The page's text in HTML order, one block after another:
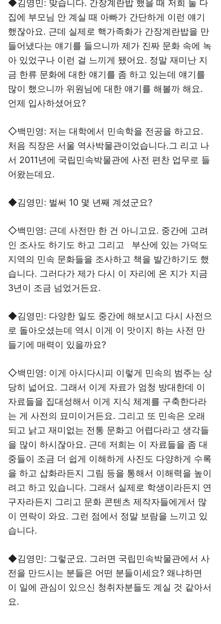
◆김영민: 맞습니다. 간장계란밥 했을 때 저희 둘 다
집에 부모님 안 계실 때 아빠가 간단하게 이런 얘기
했잖아요. 근데 실제로 핵가족화가 간장계란밥을 만
들어냈다는 얘기를 들으니까 제가 진짜 문화 속에 녹
아 있었구나 이런 걸 느끼게 됐어요. 정말 재미난 지
금 한류 문화에 대한 얘기를 좀 하고 있는데 얘기를
많이 했으니까 위원님에 대한 얘기를 해볼까 해요.
언제 입사하셨어요?
◇백민영: 저는 대학에서 민속학을 전공을 하고요.
처음 직장은 서울 역사박물관이었습니다.그 리고 나
서 2011년에 국립민속박물관에 사전 편찬 업무로 들
어왔는데요.
◆김영민: 벌써 10 몇 년째 계셨군요?
◇백민영: 근데 사전만 한 건 아니고요. 중간에 고려
인 조사도 하기도 하고 그리고 부산에 있는 가덕도
지역의 민속 문화들을 조사하고 책을 발간하기도 했
습니다. 그러다가 제가 다시 이 자리에 온 지가 지금
3년이 조금 넘었거든요.
◆김영민: 다양한 일도 중간에 해보시고 다시 사전으
로 돌아오셨는데 역시 이게 이 맛이지 하는 사전 만
들기에 매력이 있을까요?
◇백민영: 이게 아시다시피 이렇게 민속의 범주는 상
당히 넓어요. 그래서 이게 자료가 엄청 방대한데 이
자료들을 집대성해서 이게 지식 체계를 구축한다라
는 게 사전의 묘미이거든요. 그리고 또 민속은 오래
되고 낡고 재미없는 전통 문화고 어렵다라고 생각들
을 많이 하시잖아요. 근데 저희는 이 자료들을 좀 대
중들이 조금 더 쉽게 이해하게 사진도 다양하게 수록
을 하고 삽화라든지 그림 등을 통해서 이해력을 높이
려고 하고 있습니다. 그래서 실제로 학생이라든지 연
구자라든지 그리고 문화 콘텐츠 제작자들에게서 많
이 연락이 와요. 그런 점에서 정말 보람을 느끼고 있
습니다.
◆김영민: 그렇군요. 그러면 국립민속박물관에서 사
전을 만드시는 분들은 어떤 분들이세요? 왜냐하면
이 일에 관심이 있으신 청취자분들도 계실 것 같아서
요.